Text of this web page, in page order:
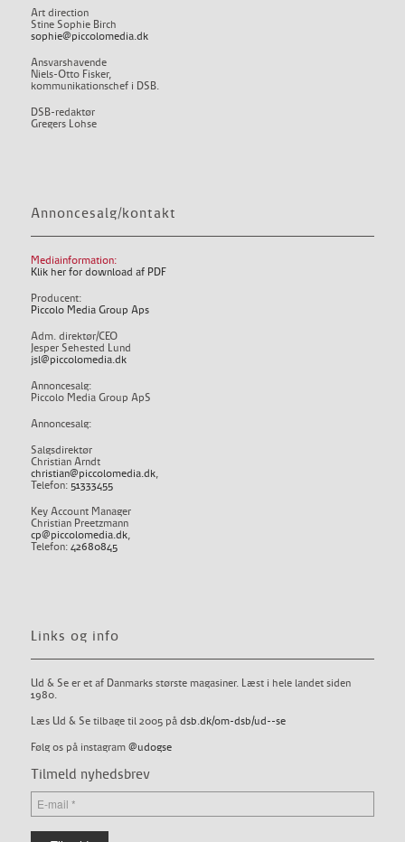
Art direction
Stine Sophie Birch
sophie@piccolomedia.dk
Ansvarshavende
Niels-Otto Fisker,
kommunikationschef i DSB.
DSB-redaktør
Gregers Lohse
Annoncesalg/kontakt
Mediainformation:
Klik her for download af PDF
Producent:
Piccolo Media Group Aps
Adm. direktør/CEO
Jesper Sehested Lund
jsl@piccolomedia.dk
Annoncesalg:
Piccolo Media Group ApS
Annoncesalg:
Salgsdirektør
Christian Arndt
christian@piccolomedia.dk,
Telefon: 51333455
Key Account Manager
Christian Preetzmann
cp@piccolomedia.dk,
Telefon: 42680845
Links og info
Ud & Se er et af Danmarks største magasiner. Læst i hele landet siden
1980.
Læs Ud & Se tilbage til 2005 på dsb.dk/om-dsb/ud--se
Følg os på instagram @udogse
Tilmeld nyhedsbrev